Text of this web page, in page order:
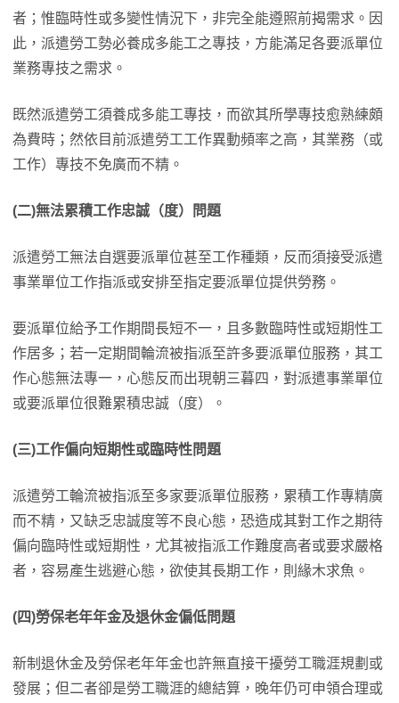
者；惟臨時性或多變性情況下，非完全能遵照前揭需求。因
此，派遣勞工勢必養成多能工之專技，方能滿足各要派單位
業務專技之需求。
既然派遣勞工須養成多能工專技，而欲其所學專技愈熟練頗
為費時；然依目前派遣勞工工作異動頻率之高，其業務（或
工作）專技不免廣而不精。
(二)無法累積工作忠誠（度）問題
派遣勞工無法自選要派單位甚至工作種類，反而須接受派遣
事業單位工作指派或安排至指定要派單位提供勞務。
要派單位給予工作期間長短不一，且多數臨時性或短期性工
作居多；若一定期間輪流被指派至許多要派單位服務，其工
作心態無法專一，心態反而出現朝三暮四，對派遣事業單位
或要派單位很難累積忠誠（度）。
(三)工作偏向短期性或臨時性問題
派遣勞工輪流被指派至多家要派單位服務，累積工作專精廣
而不精，又缺乏忠誠度等不良心態，恐造成其對工作之期待
偏向臨時性或短期性，尤其被指派工作難度高者或要求嚴格
者，容易產生逃避心態，欲使其長期工作，則緣木求魚。
(四)勞保老年年金及退休金偏低問題
新制退休金及勞保老年年金也許無直接干擾勞工職涯規劃或
發展；但二者卻是勞工職涯的總結算，晚年仍可申領合理或